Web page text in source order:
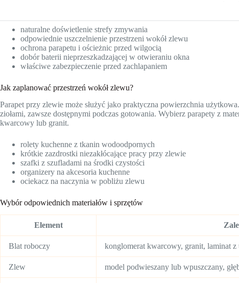
naturalne doświetlenie strefy zmywania
odpowiednie uszczelnienie przestrzeni wokół zlewu
ochrona parapetu i ościeżnic przed wilgocią
dobór baterii nieprzeszkadzającej w otwieraniu okna
właściwe zabezpieczenie przed zachlapaniem
Jak zaplanować przestrzeń wokół zlewu?
Parapet przy zlewie może służyć jako praktyczna powierzchnia
ziołami, zawsze dostępnymi podczas gotowania. Wybierz parapety z
kwarcowy lub granit.
rolety kuchenne z tkanin wodoodpornych
krótkie zazdrostki niezakłócające pracy przy zlewie
szafki z szufladami na środki czystości
organizery na akcesoria kuchenne
ociekacz na naczynia w pobliżu zlewu
Wybór odpowiednich materiałów i sprzętów
Element
Blat roboczy konglomerat kwarcowy, granit, laminat z
Zlew model podwieszany lub wpuszczany,